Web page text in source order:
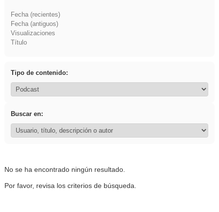
Fecha (recientes)
Fecha (antiguos)
Visualizaciones
Título
Tipo de contenido:
Buscar en:
No se ha encontrado ningún resultado.
Por favor, revisa los criterios de búsqueda.